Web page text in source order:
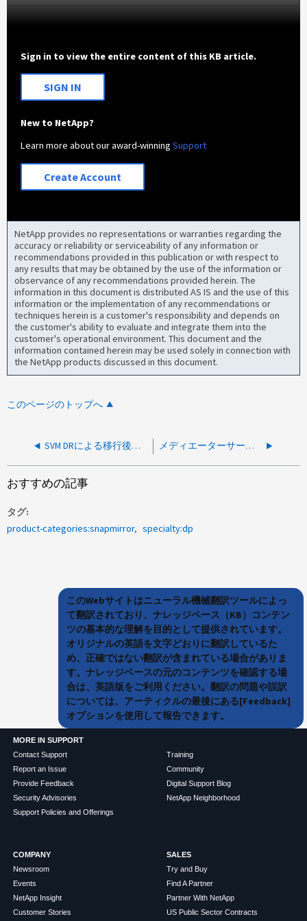
Sign in to view the entire content of this KB article.
SIGN IN
New to NetApp?
Learn more about our award-winningSupport
Create Account
NetApp provides no representations or warranties regarding the
accuracy or reliability or serviceability of any information or
recommendations provided in this publication or with respect to
any results that may be obtained by the use of the information or
observance of any recommendations provided herein. The
information in this document is distributed AS IS and the use of this
information or the implementation of any recommendations or
techniques herein is a customer's responsibility and depends on
the customer's ability to evaluate and integrate them into the
customer's operational environment. This document and the
information contained herein may be used solely in connection with
the NetApp products discussed in this document.
このページのトップへ
SVM DRによる移行後にCIFS共有にアクセスできない メディエーターサーバをONTAP環境に追加できません
おすすめの記事
タグ
product-categories:snapmirror
specialty:dp
このWebサイトはニューラル機械翻訳ツールによっ
て翻訳されており、ナレッジベース（KB）コンテン
ツの基本的な理解を目的として提供されています。
オリジナルの英語を文字どおりに翻訳しているた
め、正確ではない翻訳が含まれている場合がありま
す。ナレッジベースの元のコンテンツを確認する場
合は、英語版をご利用ください。翻訳の問題や誤訳
については、アーティクルの最後にある[Feedback]
オプションを使用して報告できます。
MORE IN SUPPORT
Contact Support
Report an Issue
Provide Feedback
Security Advisories
Support Policies and Offerings
Training
Community
Digital Support Blog
NetApp Neighborhood
COMPANY
Newsroom
Events
NetApp Insight
Customer Stories
SALES
Try and Buy
Find A Partner
Partner With NetApp
US Public Sector Contracts